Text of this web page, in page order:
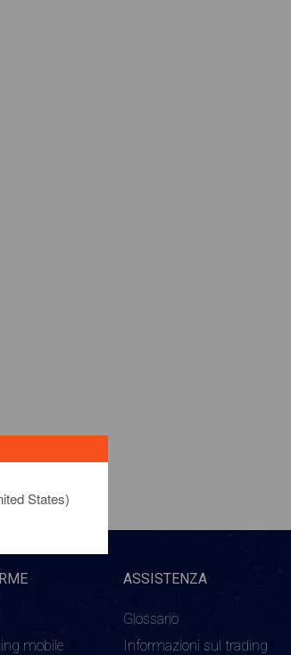
mobile
ASSISTENZA
Glossario
Informazioni sul trading
States)